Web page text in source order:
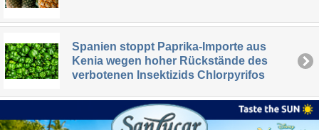
Spanien stoppt Paprika-Importe aus
Kenia wegen hoher Rückstände des
verbotenen Insektizids Chlorpyrifos